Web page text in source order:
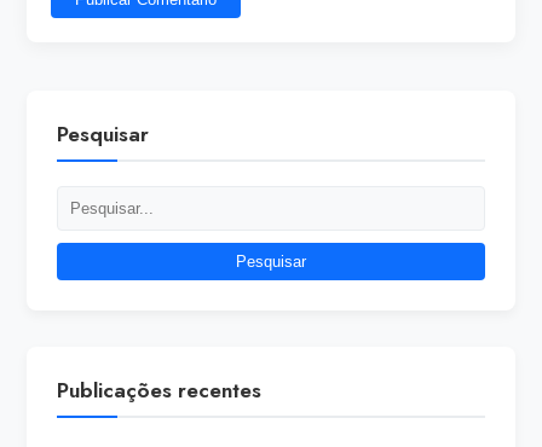
Pesquisar
Pesquisar
Publicações recentes